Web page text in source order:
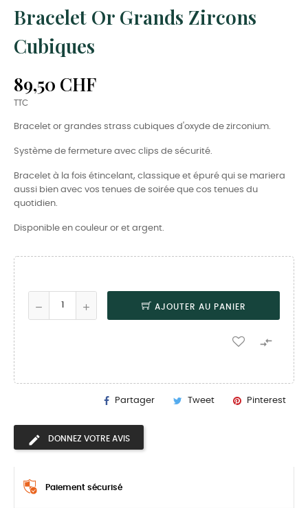
Bracelet Or Grands Zircons
Cubiques
89,50 CHF
TTC
Bracelet or grandes strass cubiques d'oxyde de zirconium.
Système de fermeture avec clips de sécurité.
Bracelet à la fois étincelant, classique et épuré qui se mariera
aussi bien avec vos tenues de soirée que cos tenues du
quotidien.
Disponible en couleur or et argent.
AJOUTER AU PANIER

Partager Tweet Pinterest
DONNEZ VOTRE AVIS
Paiement sécurisé